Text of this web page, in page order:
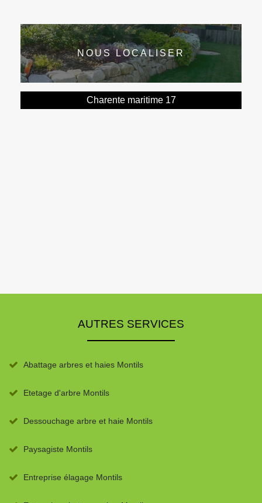
NOUS LOCALISER
Charente maritime 17
AUTRES SERVICES
Abattage arbres et haies Montils
Etetage d'arbre Montils
Dessouchage arbre et haie Montils
Paysagiste Montils
Entreprise élagage Montils